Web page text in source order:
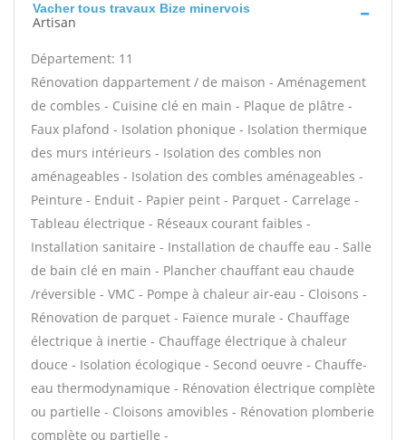
Vacher tous travaux Bize minervois
Artisan
Département: 11
Rénovation dappartement / de maison - Aménagement
de combles - Cuisine clé en main - Plaque de plâtre -
Faux plafond - Isolation phonique - Isolation thermique
des murs intérieurs - Isolation des combles non
aménageables - Isolation des combles aménageables -
Peinture - Enduit - Papier peint - Parquet - Carrelage -
Tableau électrique - Réseaux courant faibles -
Installation sanitaire - Installation de chauffe eau - Salle
de bain clé en main - Plancher chauffant eau chaude
/réversible - VMC - Pompe à chaleur air-eau - Cloisons -
Rénovation de parquet - Faïence murale - Chauffage
électrique à inertie - Chauffage électrique à chaleur
douce - Isolation écologique - Second oeuvre - Chauffe-
eau thermodynamique - Rénovation électrique complète
ou partielle - Cloisons amovibles - Rénovation plomberie
complète ou partielle -